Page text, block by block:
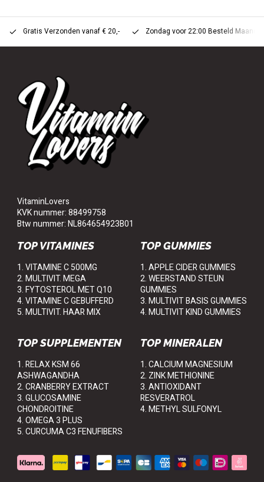
Gratis Verzonden vanaf € 20,- Zondag voor 22:00 Besteld
VitaminLovers
KVK nummer: 88499758
Btw nummer: NL864654923B01
TOP VITAMINES
1. VITAMINE C 500MG
2. MULTIVIT. MEGA
3. FYTOSTEROL MET Q10
4. VITAMINE C GEBUFFERD
5. MULTIVIT. HAAR MIX
TOP GUMMIES
1. APPLE CIDER GUMMIES
2. WEERSTAND STEUN
GUMMIES
3. MULTIVIT BASIS GUMMIES
4. MULTIVIT KIND GUMMIES
TOP SUPPLEMENTEN
1. RELAX KSM 66
ASHWAGANDHA
2. CRANBERRY EXTRACT
3. GLUCOSAMINE
CHONDROITINE
4. OMEGA 3 PLUS
5. CURCUMA C3 FENUFIBERS
TOP MINERALEN
1. CALCIUM MAGNESIUM
2. ZINK METHIONINE
3. ANTIOXIDANT
RESVERATROL
4. METHYL SULFONYL